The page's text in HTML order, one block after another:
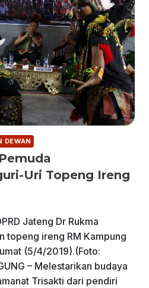
DEWAN
Uri Topeng Ireng
Jateng Dr Rukma
topeng ireng RM Kampung
(5/4/2019).(Foto:
– Melestarikan budaya
Trisakti dari pendiri